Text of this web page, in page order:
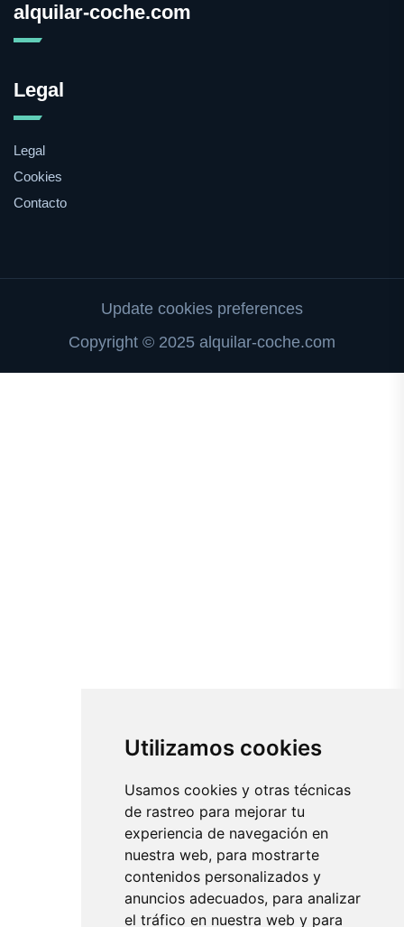
Utilizamos cookies
Usamos cookies y otras técnicas
de rastreo para mejorar tu
experiencia de navegación en
nuestra web, para mostrarte
contenidos personalizados y
anuncios adecuados, para analizar
el tráfico en nuestra web y para
alquilar-coche.com
Legal
Legal
Cookies
Contacto
Update cookies preferences
Copyright © 2025 alquilar-coche.com